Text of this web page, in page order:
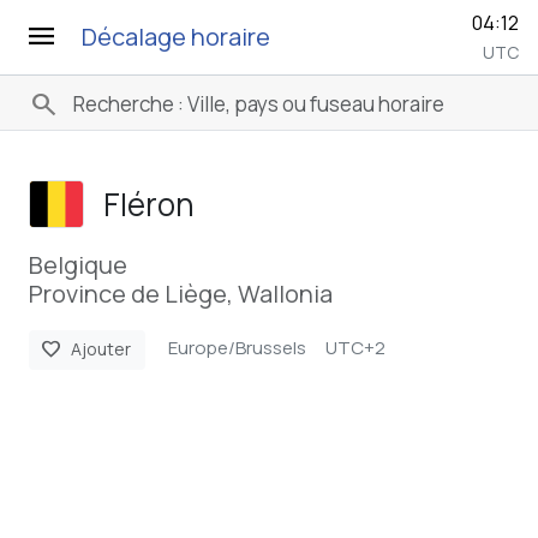
menu Décalage horaire 04:12
UTC
search
Fléron
Belgique
Province de Liège, Wallonia
favorite Ajouter Europe/Brussels UTC+2